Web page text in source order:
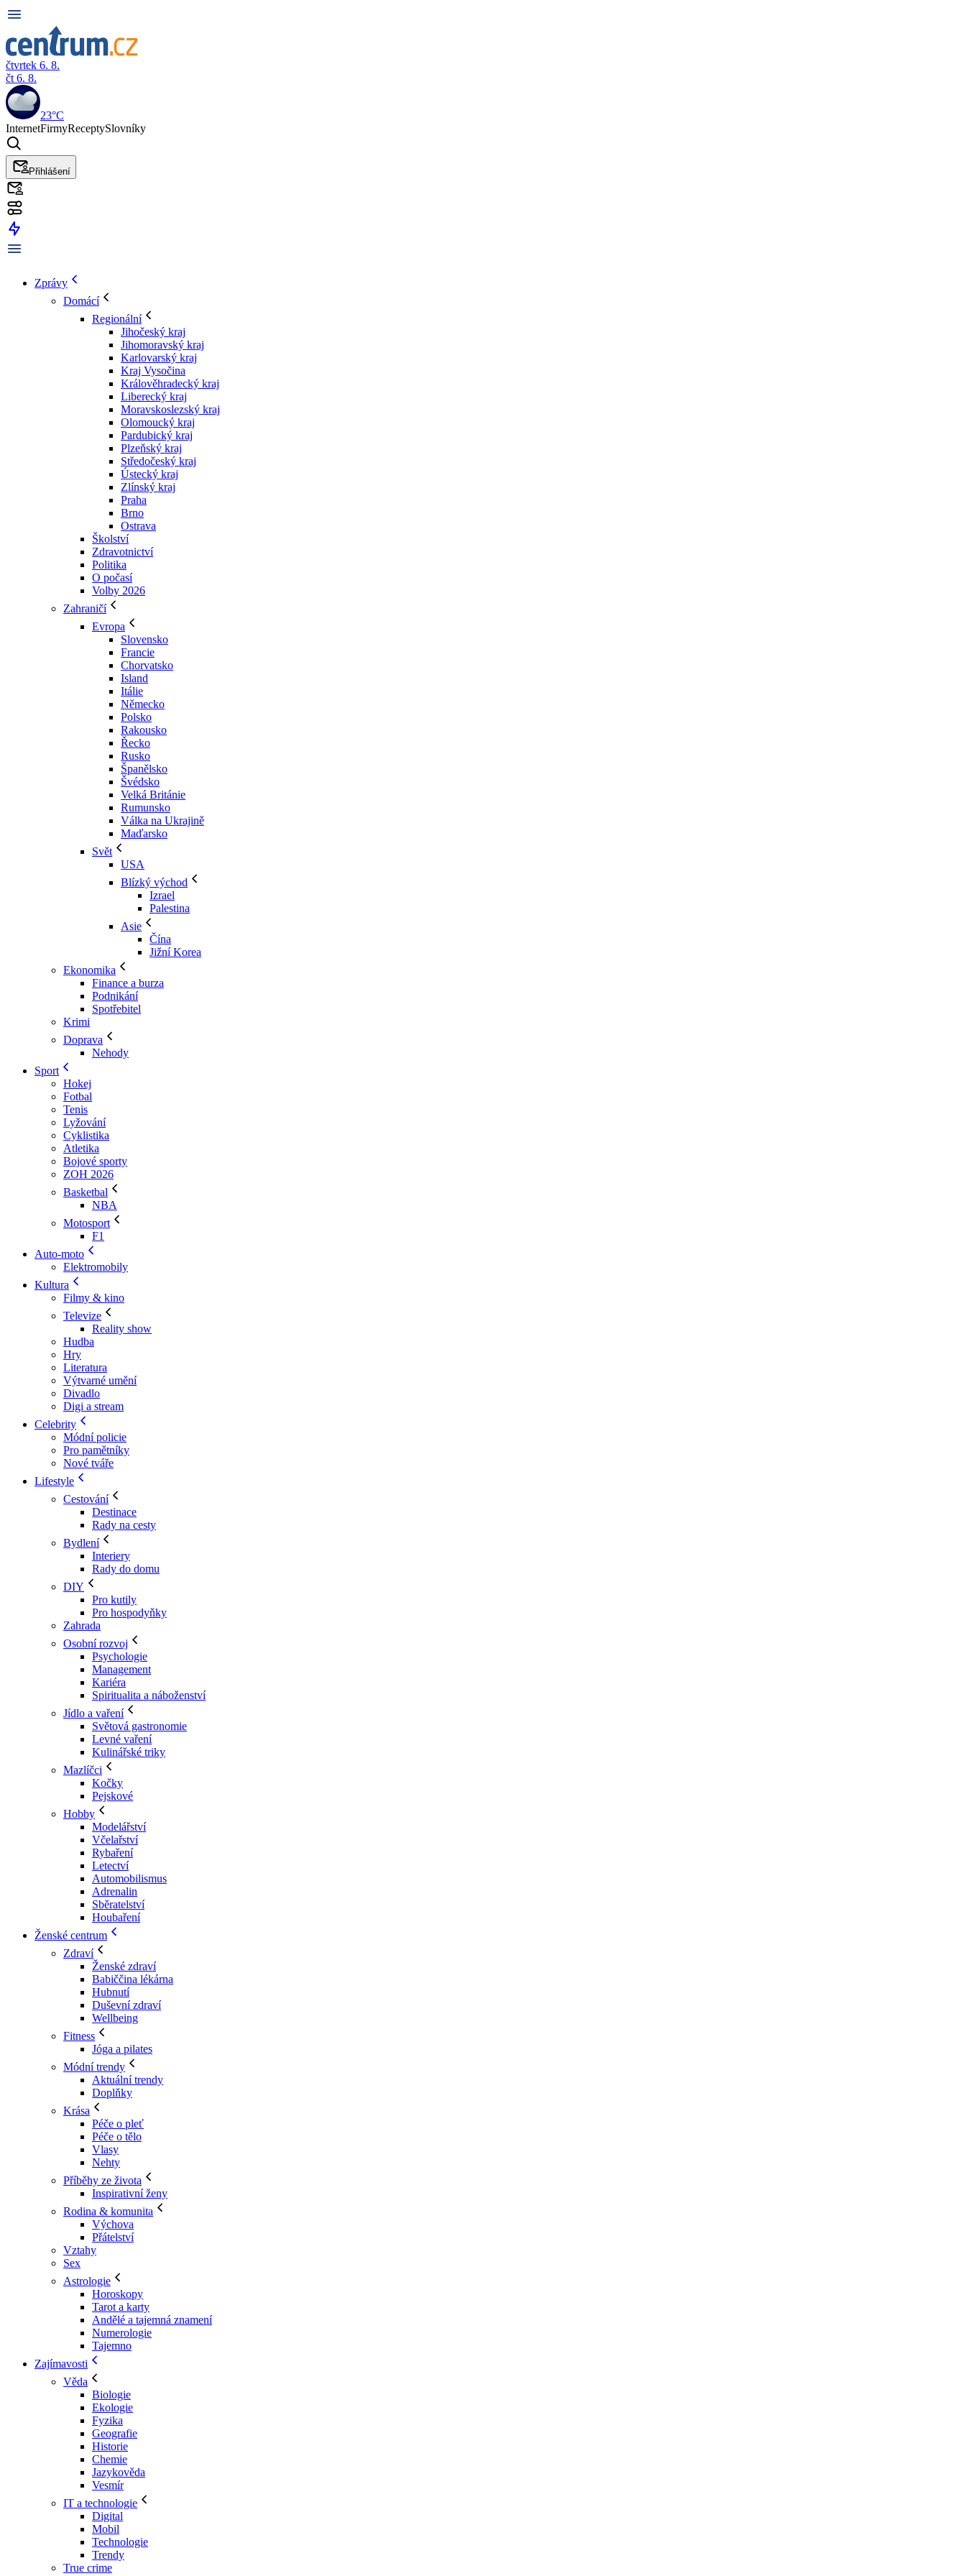
čtvrtek 6. 8.
čt 6. 8.
23°C
InternetFirmyReceptySlovníky
Přihlášení
Zprávy
Domácí
Regionální
Jihočeský kraj
Jihomoravský kraj
Karlovarský kraj
Kraj Vysočina
Králověhradecký kraj
Liberecký kraj
Moravskoslezský kraj
Olomoucký kraj
Pardubický kraj
Plzeňský kraj
Středočeský kraj
Ústecký kraj
Zlínský kraj
Praha
Brno
Ostrava
Školství
Zdravotnictví
Politika
O počasí
Volby 2026
Zahraničí
Evropa
Slovensko
Francie
Chorvatsko
Island
Itálie
Německo
Polsko
Rakousko
Řecko
Rusko
Španělsko
Švédsko
Velká Británie
Rumunsko
Válka na Ukrajině
Maďarsko
Svět
USA
Blízký východ
Izrael
Palestina
Asie
Čína
Jižní Korea
Ekonomika
Finance a burza
Podnikání
Spotřebitel
Krimi
Doprava
Nehody
Sport
Hokej
Fotbal
Tenis
Lyžování
Cyklistika
Atletika
Bojové sporty
ZOH 2026
Basketbal
NBA
Motosport
F1
Auto-moto
Elektromobily
Kultura
Filmy & kino
Televize
Reality show
Hudba
Hry
Literatura
Výtvarné umění
Divadlo
Digi a stream
Celebrity
Módní policie
Pro pamětníky
Nové tváře
Lifestyle
Cestování
Destinace
Rady na cesty
Bydlení
Interiery
Rady do domu
DIY
Pro kutily
Pro hospodyňky
Zahrada
Osobní rozvoj
Psychologie
Management
Kariéra
Spiritualita a náboženství
Jídlo a vaření
Světová gastronomie
Levné vaření
Kulinářské triky
Mazlíčci
Kočky
Pejskové
Hobby
Modelářství
Včelařství
Rybaření
Letectví
Automobilismus
Adrenalin
Sběratelství
Houbaření
Ženské centrum
Zdraví
Ženské zdraví
Babiččina lékárna
Hubnutí
Duševní zdraví
Wellbeing
Fitness
Jóga a pilates
Módní trendy
Aktuální trendy
Doplňky
Krása
Péče o pleť
Péče o tělo
Vlasy
Nehty
Příběhy ze života
Inspirativní ženy
Rodina & komunita
Výchova
Přátelství
Vztahy
Sex
Astrologie
Horoskopy
Tarot a karty
Andělé a tajemná znamení
Numerologie
Tajemno
Zajímavosti
Věda
Biologie
Ekologie
Fyzika
Geografie
Historie
Chemie
Jazykověda
Vesmír
IT a technologie
Digital
Mobil
Technologie
Trendy
True crime